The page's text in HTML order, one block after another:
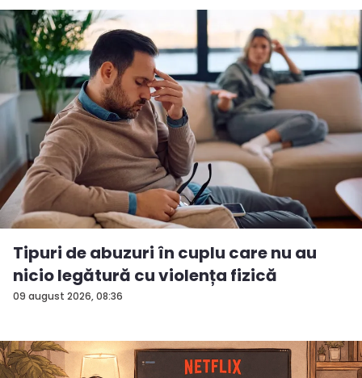
09 august 2026, 08:36
Tipuri de abuzuri în cuplu care nu au
nicio legătură cu violența fizică